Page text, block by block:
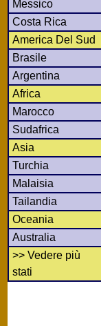
Messico
Costa Rica
America Del Sud
Brasile
Argentina
Africa
Marocco
Sudafrica
Asia
Turchia
Malaisia
Tailandia
Oceania
Australia
>> Vedere più
stati